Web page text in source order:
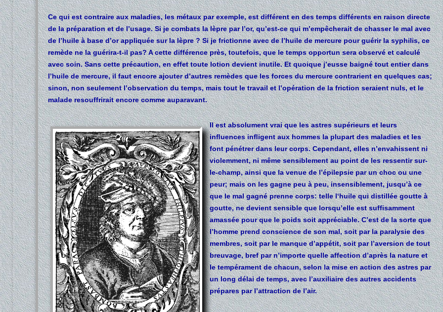
Ce qui est contraire aux maladies, les métaux par exemple, est différent en des temps différents en raison directe
de la préparation et de l’usage. Si je combats la lèpre par l’or, qu’est-ce qui m’empêcherait de chasser le mal avec
de l’huile à base d’or appliquée sur la lèpre ? Si je frictionne avec de l’huile de mercure pour guérir la syphilis, ce
remède ne la guérira-t-il pas? A cette différence près, toutefois, que le temps opportun sera observé et calculé
avec soin. Sans cette précaution, en effet toute lotion devient inutile. Et quoique j’eusse baigné tout entier dans
l’huile de mercure, il faut encore ajouter d’autres remèdes que les forces du mercure contrarient en quelques cas;
sinon, non seulement l’observation du temps, mais tout le travail et l’opération de la friction seraient nuls, et le
malade resouffrirait encore comme auparavant.
Il est absolument vrai que les astres supérieurs et leurs
inﬂuences inﬂigent aux hommes la plupart des maladies et les
font pénétrer dans leur corps. Cependant, elles n’envahissent ni
violemment, ni même sensiblement au point de les ressentir sur-
le-champ, ainsi que la venue de l’épilepsie par un choc ou une
peur; mais on les gagne peu à peu, insensiblement, jusqu’à ce
que le mal gagné prenne corps: telle l‘huile qui distillée goutte à
goutte, ne devient sensible que lorsqu’elle est suffisamment
amassée pour que le poids soit appréciable. C’est de la sorte que
l’homme prend conscience de son mal, soit par la paralysie des
membres, soit par le manque d’appétit, soit par l’aversion de tout
breuvage, bref par n’importe quelle affection d’après la nature et
le tempérament de chacun, selon la mise en action des astres par
un long délai de temps, avec l’auxiliaire des autres accidents
prépares par l’attraction de l’air.